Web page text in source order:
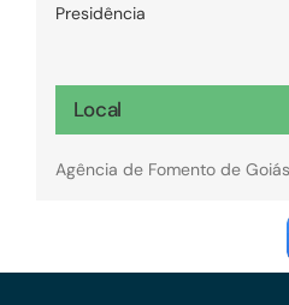
Presidência
Local
Agência de Fomento de